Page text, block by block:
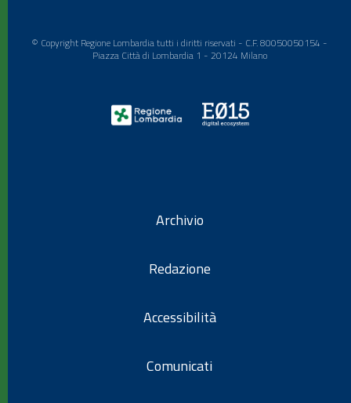
© Copyright Regione Lombardia tutti i diritti riservati - C.F. 80050050154 -
Piazza Città di Lombardia 1 - 20124 Milano
Archivio
Redazione
Accessibilità
Comunicati